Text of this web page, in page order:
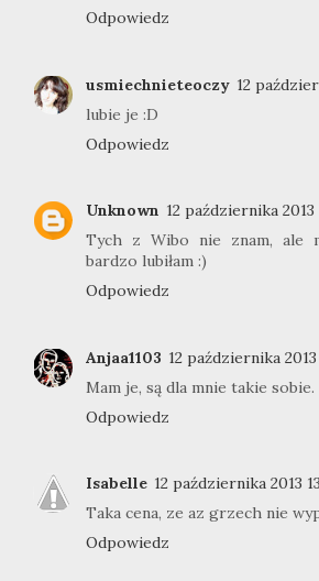
Odpowiedz
usmiechnieteoczy 12
lubie je :D
Odpowiedz
Unknown 12 października 2013
Tych z Wibo nie znam, ale
bardzo lubiłam :)
Odpowiedz
Anjaa1103 12 października 2013
Mam je, są dla mnie takie sobie.
Odpowiedz
Isabelle 12 października 2013
Taka cena, ze az grzech nie
Odpowiedz